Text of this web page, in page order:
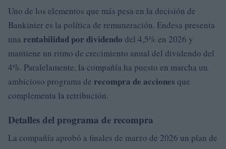
Uno de los elementos que más pesa en la decisión de
Bankinter es la política de remuneración. Endesa presenta
una rentabilidad por dividendo del 4,5% en 2026 y
mantiene un ritmo de crecimiento anual del dividendo del
4%. Paralelamente, la compañía ha puesto en marcha un
ambicioso programa de recompra de acciones que
complementa la retribución.
Detalles del programa de recompra
La compañía aprobó a finales de marzo de 2026 un plan de